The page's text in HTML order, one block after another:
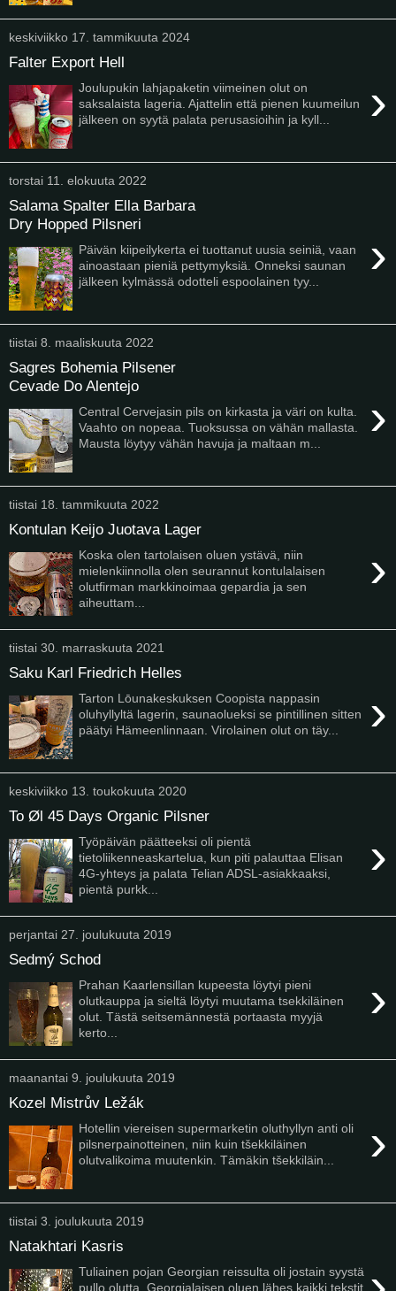
keskiviikko 17. tammikuuta 2024
Falter Export Hell
›
Joulupukin lahjapaketin viimeinen olut on
saksalaista lageria. Ajattelin että pienen kuumeilun
jälkeen on syytä palata perusasioihin ja kyll...
torstai 11. elokuuta 2022
Salama Spalter Ella Barbara
Dry Hopped Pilsneri
›
Päivän kiipeilykerta ei tuottanut uusia seiniä, vaan
ainoastaan pieniä pettymyksiä. Onneksi saunan
jälkeen kylmässä odotteli espoolainen tyy...
tiistai 8. maaliskuuta 2022
Sagres Bohemia Pilsener
Cevade Do Alentejo
›
Central Cervejasin pils on kirkasta ja väri on kulta.
Vaahto on nopeaa. Tuoksussa on vähän mallasta.
Mausta löytyy vähän havuja ja maltaan m...
tiistai 18. tammikuuta 2022
Kontulan Keijo Juotava Lager
›
Koska olen tartolaisen oluen ystävä, niin
mielenkiinnolla olen seurannut kontulalaisen
olutfirman markkinoimaa gepardia ja sen
aiheuttam...
tiistai 30. marraskuuta 2021
Saku Karl Friedrich Helles
›
Tarton Lōunakeskuksen Coopista nappasin
oluhyllyltä lagerin, saunaolueksi se pintillinen sitten
päätyi Hämeenlinnaan. Virolainen olut on täy...
keskiviikko 13. toukokuuta 2020
To Øl 45 Days Organic Pilsner
›
Työpäivän päätteeksi oli pientä
tietoliikenneaskartelua, kun piti palauttaa Elisan
4G-yhteys ja palata Telian ADSL-asiakkaaksi,
pientä purkk...
perjantai 27. joulukuuta 2019
Sedmý Schod
›
Prahan Kaarlensillan kupeesta löytyi pieni
olutkauppa ja sieltä löytyi muutama tsekkiläinen
olut. Tästä seitsemännestä portaasta myyjä
kerto...
maanantai 9. joulukuuta 2019
Kozel Mistrův Ležák
›
Hotellin viereisen supermarketin oluthyllyn anti oli
pilsnerpainotteinen, niin kuin tšekkiläinen
olutvalikoima muutenkin. Tämäkin tšekkiläin...
tiistai 3. joulukuuta 2019
Natakhtari Kasris
Tuliainen pojan Georgian reissulta oli jostain syystä
pullo olutta. Georgialaisen oluen lähes kaikki tekstit